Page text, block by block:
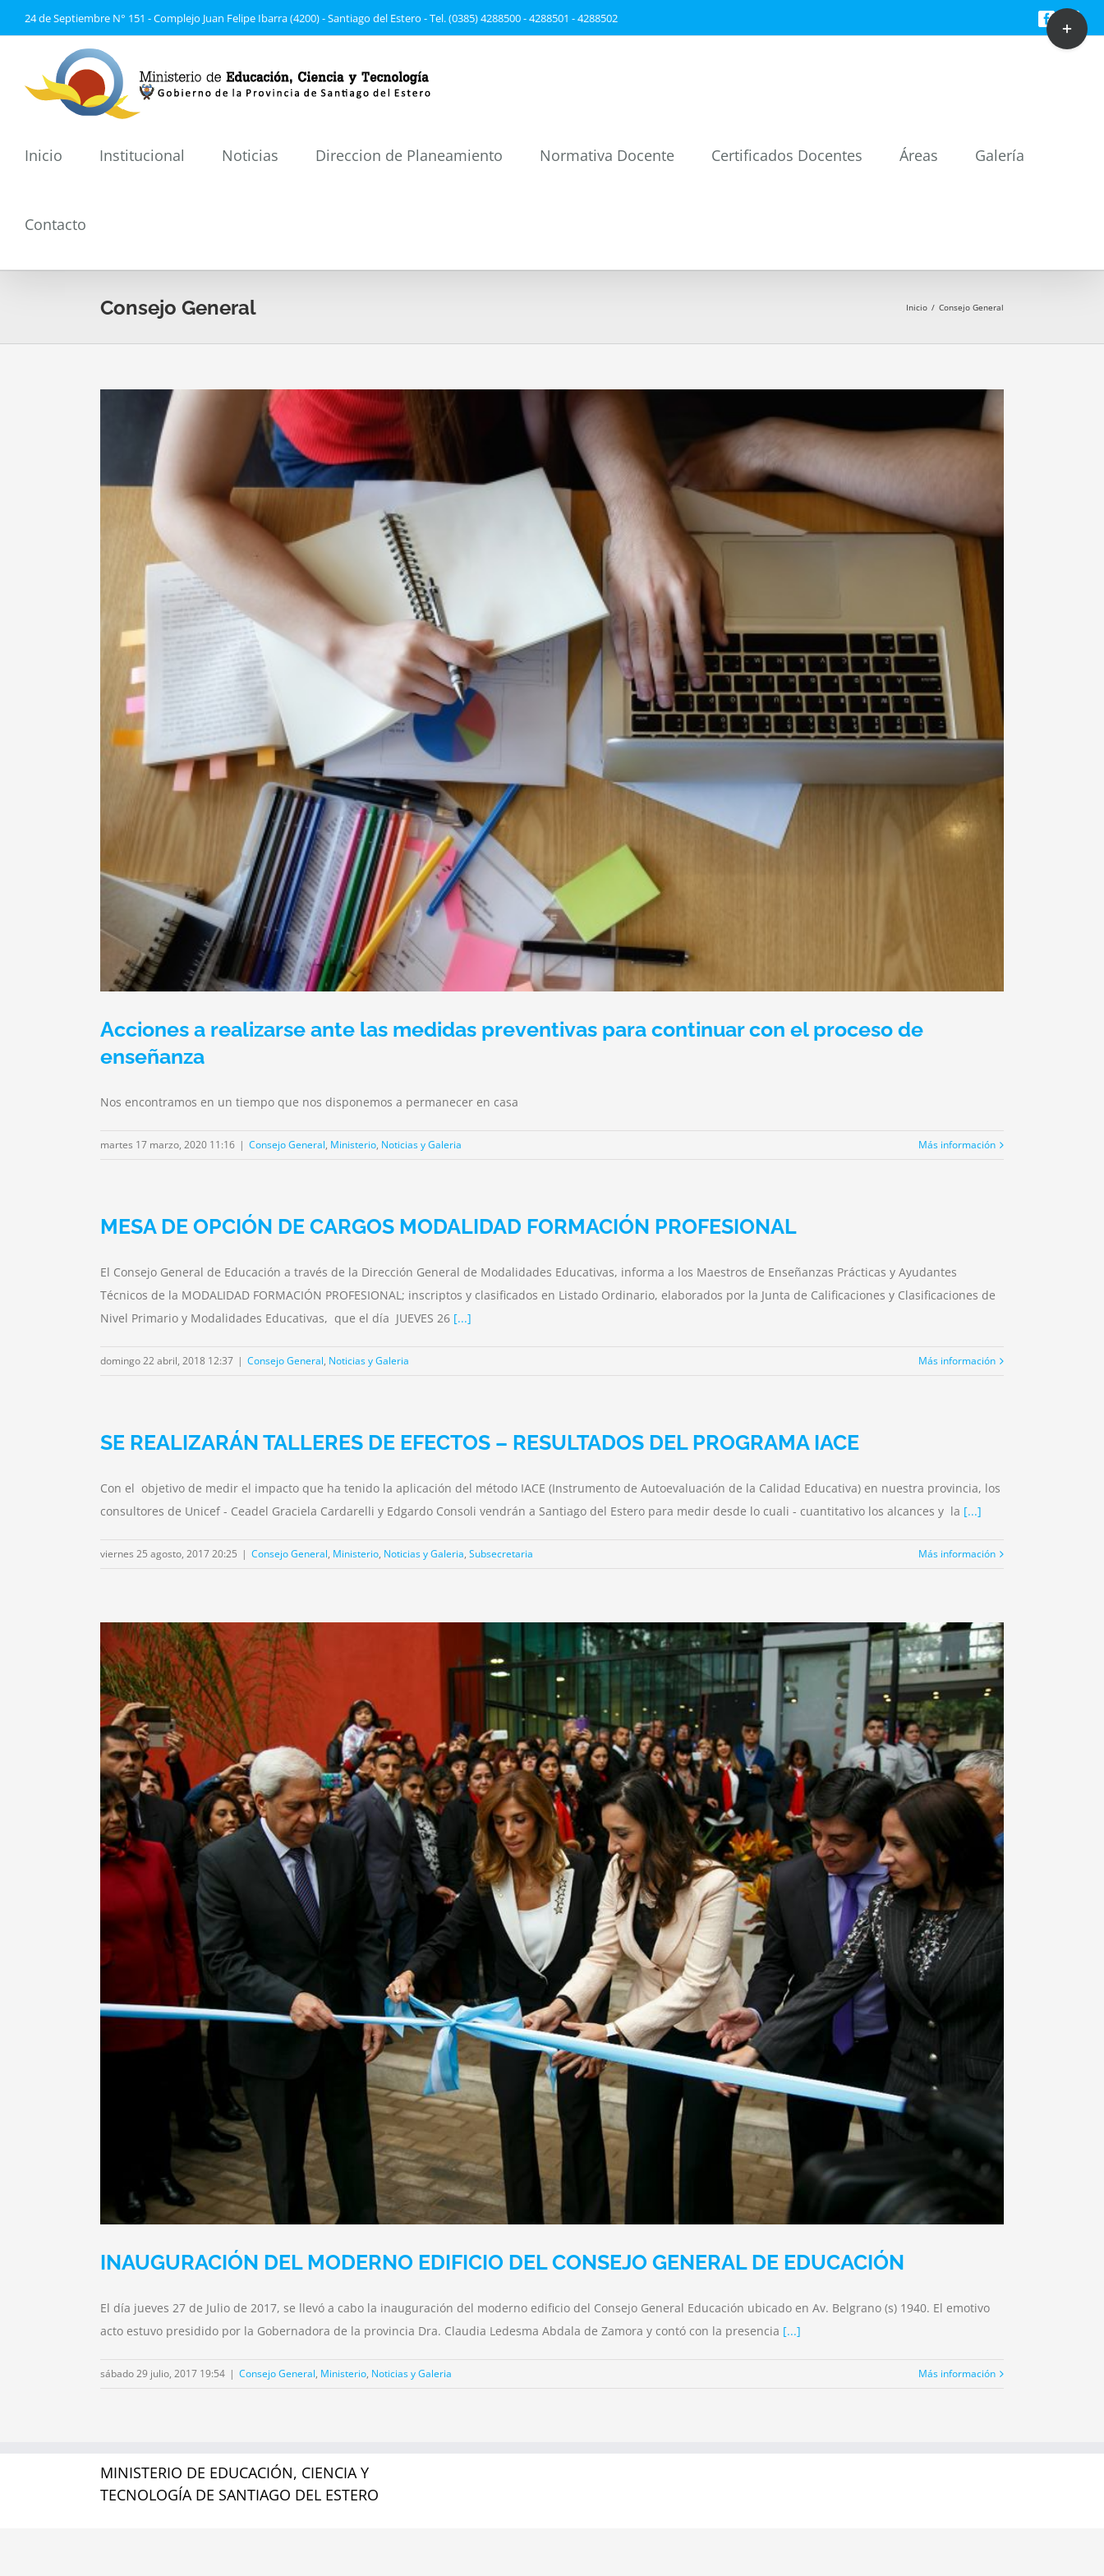
al
24 de Septiembre N° 151 - Complejo Juan Felipe Ibarra (4200) - Santiago del Estero - Tel. (0385) 4288500 - 4288501 - 4288502 Facebook
Inicio Institucional Noticias Direccion de Planeamiento Normativa Docente Certificados Docentes Áreas Galería
Contacto
Consejo General Inicio / Consejo General
Acciones a realizarse ante las medidas preventivas para continuar con el proceso de
enseñanza
Nos encontramos en un tiempo que nos disponemos a permanecer en casa
martes 17 marzo, 2020 11:16 | Consejo General, Ministerio, Noticias y Galeria Más información
MESA DE OPCIÓN DE CARGOS MODALIDAD FORMACIÓN PROFESIONAL
El Consejo General de Educación a través de la Dirección General de Modalidades Educativas, informa a los Maestros de Enseñanzas Prácticas y Ayudantes
Técnicos de la MODALIDAD FORMACIÓN PROFESIONAL; inscriptos y clasificados en Listado Ordinario, elaborados por la Junta de Calificaciones y Clasificaciones de
Nivel Primario y Modalidades Educativas, que el día JUEVES 26 [...]
domingo 22 abril, 2018 12:37 | Consejo General, Noticias y Galeria Más información
SE REALIZARÁN TALLERES DE EFECTOS – RESULTADOS DEL PROGRAMA IACE
Con el objetivo de medir el impacto que ha tenido la aplicación del método IACE (Instrumento de Autoevaluación de la Calidad Educativa) en nuestra provincia, los
consultores de Unicef - Ceadel Graciela Cardarelli y Edgardo Consoli vendrán a Santiago del Estero para medir desde lo cuali - cuantitativo los alcances y la [...]
viernes 25 agosto, 2017 20:25 | Consejo General, Ministerio, Noticias y Galeria, Subsecretaria Más información
INAUGURACIÓN DEL MODERNO EDIFICIO DEL CONSEJO GENERAL DE EDUCACIÓN
El día jueves 27 de Julio de 2017, se llevó a cabo la inauguración del moderno edificio del Consejo General Educación ubicado en Av. Belgrano (s) 1940. El emotivo
acto estuvo presidido por la Gobernadora de la provincia Dra. Claudia Ledesma Abdala de Zamora y contó con la presencia [...]
sábado 29 julio, 2017 19:54 | Consejo General, Ministerio, Noticias y Galeria Más información
MINISTERIO DE EDUCACIÓN, CIENCIA Y
TECNOLOGÍA DE SANTIAGO DEL ESTERO
Toggle
Sliding